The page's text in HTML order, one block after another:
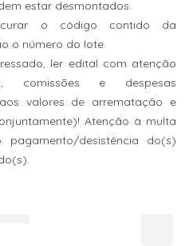
estar desmontados.
o código contido da
o número do lote.
ler edital com atenção
comissões e despesas
valores de arrematação e
Atenção à multa
desistência do(s)